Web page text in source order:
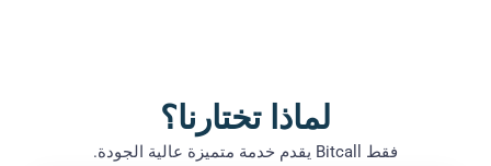
لماذا تختارنا؟
فقط Bitcall يقدم خدمة متميزة عالية الجودة.